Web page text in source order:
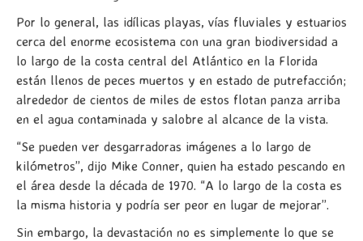
Por lo general, las idílicas playas, vías fluviales y estuarios
cerca del enorme ecosistema con una gran biodiversidad a
lo largo de la costa central del Atlántico en la Florida
están llenos de peces muertos y en estado de putrefacción;
alrededor de cientos de miles de estos flotan panza arriba
en el agua contaminada y salobre al alcance de la vista.
“Se pueden ver desgarradoras imágenes a lo largo de
kilómetros”, dijo Mike Conner, quien ha estado pescando en
el área desde la década de 1970. “A lo largo de la costa es
la misma historia y podría ser peor en lugar de mejorar”.
Sin embargo, la devastación no es simplemente lo que se